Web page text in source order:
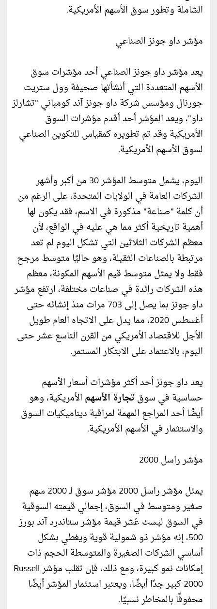
الشاملة وتطور سوق الأسهم الأمريكية.
مؤشر داو جونز الصناعي
يعد مؤشر داو جونز الصناعي أحد مؤشرات سوق
الأسهم المتعددة التي أنشأتها صحيفة وول ستريت
جورنال ومؤسس شركة داو جونز آند كومباني "تشارلز
داو"، ويعد المؤشر أحد أقدم مؤشرات السوق
الأمريكية وقد تم تطويره كمقياس للتكوين الصناعي
لسوق الأسهم الأمريكية.
اليوم، يشمل متوسط ​​المؤشر 30 من أكبر وأشهر
الشركات العامة في الولايات المتحدة، على الرغم من
أن كلمة "صناعة" مذكورة في الاسم، فقد يكون لها
أهمية تاريخية أكثر مما هي عليه في الواقع، لأن
معظم الشركات الثلاثين التي تشكل اليوم لم تعد
مرتبطة بالصناعات الثقيلة، وهو حاليًا متوسط ​​مرجح
فقط ولا يمثل متوسط ​​قيم الأسهم المكونة، معظم
هذه الشركات رائدة في صناعات مختلفة، ارتفع مؤشر
داو جونز بما يصل إلى 703 مرات منذ إنشائه حتى
أغسطس 2020، مما يدل على الاتجاه العام طويل
الأجل للاقتصاد الأمريكي من القرن التاسع عشر حتى
اليوم، بالاعتماد على الابتكار المستمر.
يعد داو جونز أحد أكثر مؤشرات أسعار الأسهم
حساسية في سوق تجارة الأسهم الأمريكية، وهو
أيضًا أحد المراجع المهمة لمراقبة ديناميكيات السوق
والاستثمار في الأسهم الأمريكية.
مؤشر راسل 2000
يمثل مؤشر راسل 2000 مؤشر سوق لـ 2000 سهم
صغير ومتوسط ​​في السوق، إجمالي قيمته السوقية
في السوق ليست عُشر قيمة مؤشر ستاندرد آند بورز
500، إنه مؤشر ذو شمولية قوية ويغطي بشكل
أساسي الشركات الصغيرة والمتوسطة الحجم ذات
إمكانات نمو كبيرة، ومع ذلك، فإن تقلب مؤشر Russell
2000 كبير جدًا أيضًا، ويعتبر استثمار المؤشر أيضًا
محفوفًا بالمخاطر نسبيًا.